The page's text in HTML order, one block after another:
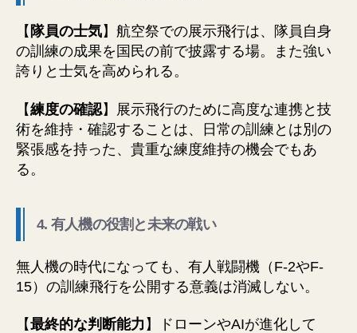
【 隊員の士気】航空祭での展示飛行は、隊員自身
の訓練の成果を国民の前で披露する場。また強い
誇りと士気を高められる。
【練度の確認】展示飛行のために高度な連携と技
術を維持・確認することは、日常の訓練とは別の
緊張感を持った、貴重な練度維持の機会でもあ
る。
4. 有人機の役割と未来の戦い
無人機の時代になっても、有人戦闘機（F-2やF-
15）の訓練飛行を公開する意義は消滅しない。
【最終的な判断能力 】ドローンやAIが進化して